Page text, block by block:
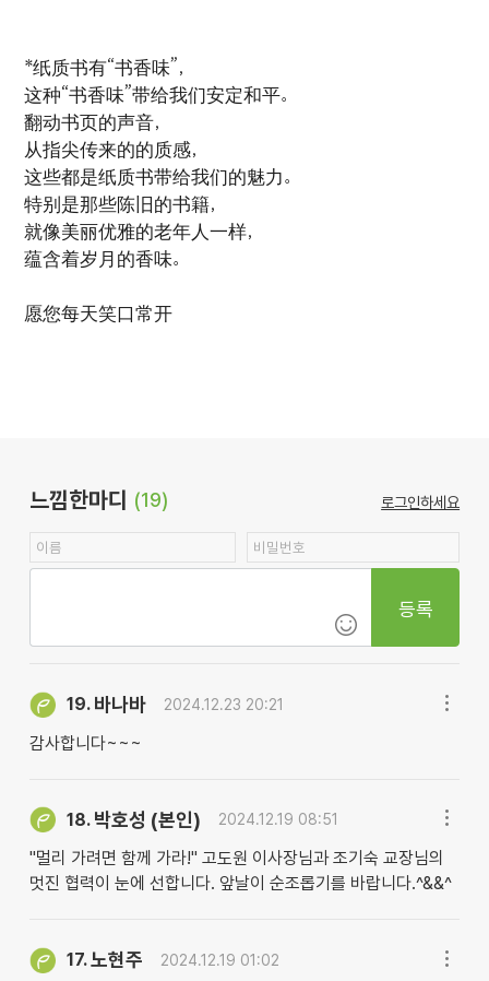
*纸质书有“书香味”，
这种“书香味”带给我们安定和平。
翻动书页的声音，
从指尖传来的的质感，
这些都是纸质书带给我们的魅力。
特别是那些陈旧的书籍，
就像美丽优雅的老年人一样，
蕴含着岁月的香味。
愿您每天笑口常开
느낌한마디 (19) 로그인하세요
등록
19. 바나바 2024.12.23 20:21
감사합니다~~~
18. 박호성 (본인) 2024.12.19 08:51
"멀리 가려면 함께 가라!" 고도원 이사장님과 조기숙 교장님의
멋진 협력이 눈에 선합니다. 앞날이 순조롭기를 바랍니다.^&&^
17.노현주 2024.12.19 01:02